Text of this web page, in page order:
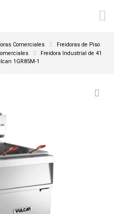
Comerciales
Freidoras de Piso
Freidora Industrial de 41
1GR85M-1